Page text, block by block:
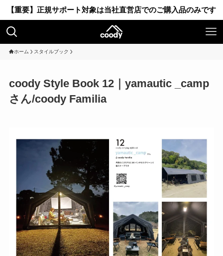
【重要】正規サポート対象は当社直営店でのご購入品のみです
ホーム スタイルブック
coody Style Book 12｜yamautic _camp
さん/coody Familia